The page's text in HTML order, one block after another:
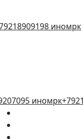
иномрк
иномрк